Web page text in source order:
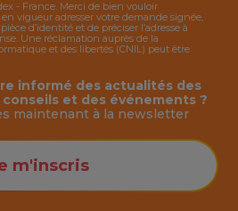
- France. Merci de bien vouloir
vigueur adresser votre demande signée,
d’identité et de préciser l’adresse à
Une réclamation auprès de la
et des libertés (CNIL) peut être
informé des actualités des
et des événements ?
maintenant à la newsletter
m'inscris